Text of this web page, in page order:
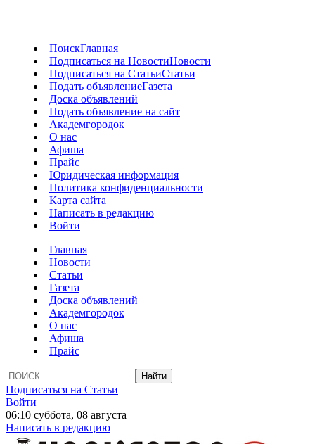
ПоискГлавная
Подписаться на НовостиНовости
Подписаться на СтатьиСтатьи
Подать объявлениеГазета
Доска объявлений
Подать объявление на сайт
Академгородок
О нас
Афиша
Прайс
Юридическая информация
Политика конфиденциальности
Карта сайта
Написать в редакцию
Войти
Главная
Новости
Статьи
Газета
Доска объявлений
Академгородок
О нас
Афиша
Прайс
Подписаться на Статьи
Войти
06:10 суббота, 08 августа
Написать в редакцию